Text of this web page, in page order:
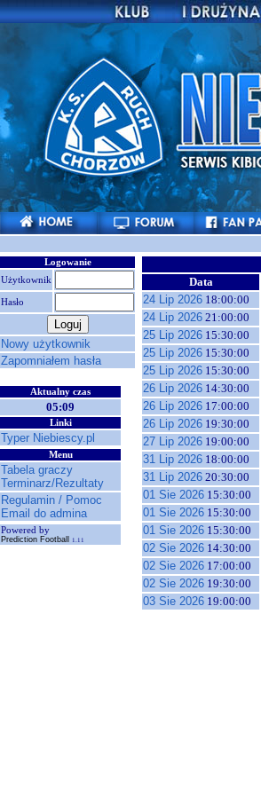
Logowanie
Użytkownik
Hasło
Nowy użytkownik
Zapomniałem hasła
Aktualny czas
05:09
Linki
Typer Niebiescy.pl
Menu
Tabela graczy
Terminarz/Rezultaty
Regulamin / Pomoc
Email do admina
Powered by
Prediction Football 1.11
Data
24 Lip 2026 18:00:00
24 Lip 2026 21:00:00
25 Lip 2026 15:30:00
25 Lip 2026 15:30:00
25 Lip 2026 15:30:00
26 Lip 2026 14:30:00
26 Lip 2026 17:00:00
26 Lip 2026 19:30:00
27 Lip 2026 19:00:00
31 Lip 2026 18:00:00
31 Lip 2026 20:30:00
01 Sie 2026 15:30:00
01 Sie 2026 15:30:00
01 Sie 2026 15:30:00
02 Sie 2026 14:30:00
02 Sie 2026 17:00:00
02 Sie 2026 19:30:00
03 Sie 2026 19:00:00